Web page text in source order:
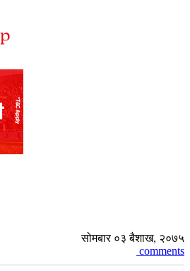
सोमबार ०३ बैशाख, २०७५
comments